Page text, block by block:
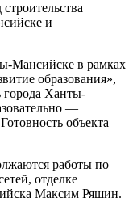
и
Мансийске в рамках
образования»,
Ханты-
—
объекта
работы по
отделке
Максим Ряшин.